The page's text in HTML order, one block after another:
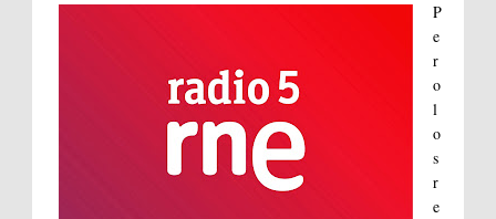
P
e
r
o
l
o
s
r
e